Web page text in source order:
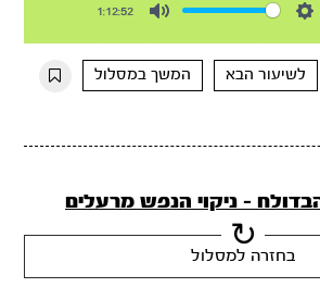
1:12:52
לשיעור הבא המשך במסלול
- ניקוי הנפש מרעלים
בחזרה למסלול